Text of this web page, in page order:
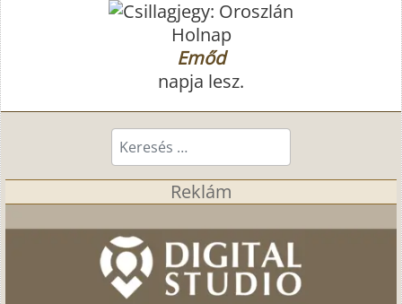
Holnap
Emőd
napja lesz.
Keresés...
Reklám